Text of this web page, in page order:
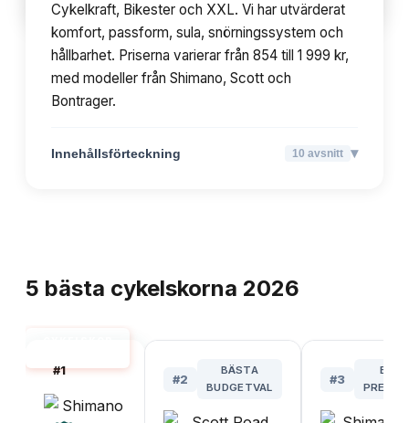
Cykelkraft, Bikester och XXL. Vi har utvärderat
komfort, passform, sula, snörningssystem och
hållbarhet. Priserna varierar från 854 till 1 999 kr,
med modeller från Shimano, Scott och
Bontrager.
Innehållsförteckning 10 avsnitt ▾
5 bästa cykelskorna 2026
#1
#2
BÄSTA
BUDGETVAL
#3